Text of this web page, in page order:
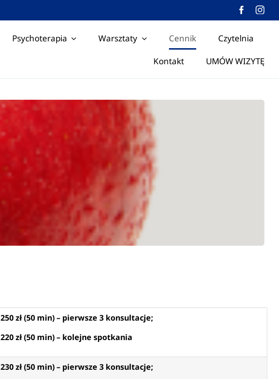
Psychoterapia Warsztaty Cennik Czytelnia
Kontakt UMÓW WIZYTĘ
250 zł (50 min) – pierwsze 3 konsultacje;
220 zł (50 min) – kolejne spotkania
230 zł (50 min) – pierwsze 3 konsultacje;